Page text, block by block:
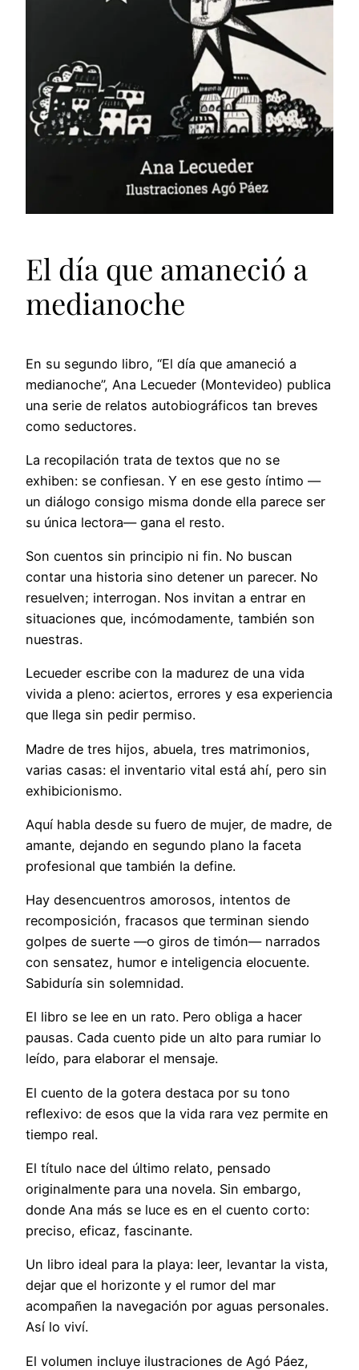
El día que amaneció a
medianoche
En su segundo libro, “El día que amaneció a
medianoche”, Ana Lecueder (Montevideo) publica
una serie de relatos autobiográficos tan breves
como seductores.
La recopilación trata de textos que no se
exhiben: se confiesan. Y en ese gesto íntimo —
un diálogo consigo misma donde ella parece ser
su única lectora— gana el resto.
Son cuentos sin principio ni fin. No buscan
contar una historia sino detener un parecer. No
resuelven; interrogan. Nos invitan a entrar en
situaciones que, incómodamente, también son
nuestras.
Lecueder escribe con la madurez de una vida
vivida a pleno: aciertos, errores y esa experiencia
que llega sin pedir permiso.
Madre de tres hijos, abuela, tres matrimonios,
varias casas: el inventario vital está ahí, pero sin
exhibicionismo.
Aquí habla desde su fuero de mujer, de madre, de
amante, dejando en segundo plano la faceta
profesional que también la define.
Hay desencuentros amorosos, intentos de
recomposición, fracasos que terminan siendo
golpes de suerte —o giros de timón— narrados
con sensatez, humor e inteligencia elocuente.
Sabiduría sin solemnidad.
El libro se lee en un rato. Pero obliga a hacer
pausas. Cada cuento pide un alto para rumiar lo
leído, para elaborar el mensaje.
El cuento de la gotera destaca por su tono
reflexivo: de esos que la vida rara vez permite en
tiempo real.
El título nace del último relato, pensado
originalmente para una novela. Sin embargo,
donde Ana más se luce es en el cuento corto:
preciso, eficaz, fascinante.
Un libro ideal para la playa: leer, levantar la vista,
dejar que el horizonte y el rumor del mar
acompañen la navegación por aguas personales.
Así lo viví.
El volumen incluye ilustraciones de Agó Páez,